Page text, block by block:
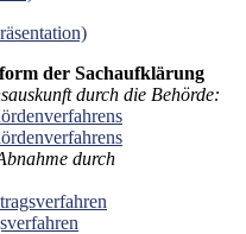
der Sachaufklärung
durch die Behörde:
durch